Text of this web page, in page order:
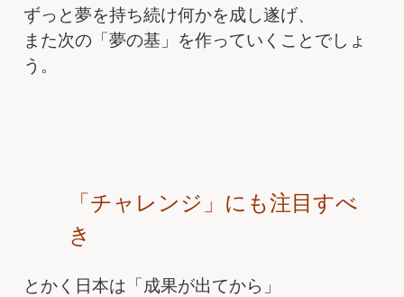
ずっと夢を持ち続け何かを成し遂げ、
また次の「夢の基」を作っていくことでしょ
う。
「チャレンジ」にも注目すべ
き
とかく日本は「成果が出てから」